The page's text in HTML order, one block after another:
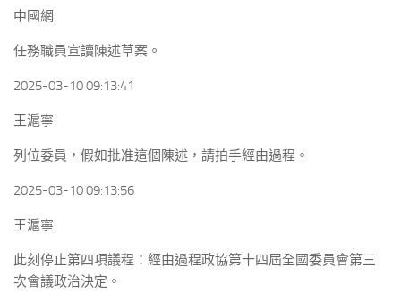
中國網:
任務職員宣讀陳述草案。
2025-03-10 09:13:41
王滬寧:
列位委員，假如批准這個陳述，請拍手經由過程。
2025-03-10 09:13:56
王滬寧:
此刻停止第四項議程：經由過程政協第十四屆全國委員會第三
次會議政治決定。